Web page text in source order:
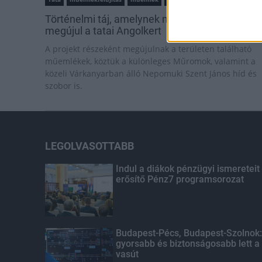
Történelmi táj, amelynek minden köve mesél –
megújul a tatai Angolkert
A projekt részeként megújulnak a területen található
műemlékek, köztük a különleges Műromok, valamint a
közeli Várkanyarban álló Nepomuki Szent János híd és
szobor is.
LEGOLVASOTTABB
Indul a diákok pénzügyi ismereteit
erősítő Pénz7 programsorozat
Budapest-Pécs, Budapest-Szolnok:
gyorsabb és biztonságosabb lett a
vasút